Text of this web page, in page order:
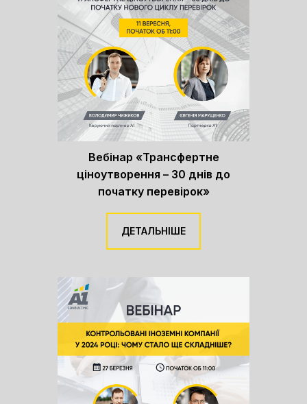
Вебінар «Трансфертне
ціноутворення – 30 днів до
початку перевірок»
ДЕТАЛЬНІШЕ